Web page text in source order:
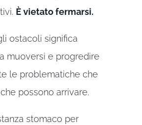
È vietato fermarsi.
ostacoli significa
muoversi e progredire
le problematiche che
possono arrivare.
stomaco per